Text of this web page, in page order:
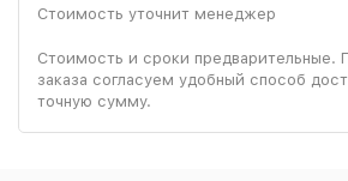
Стоимость уточнит менеджер
Стоимость и сроки предварительные.
заказа согласуем удобный способ
точную сумму.